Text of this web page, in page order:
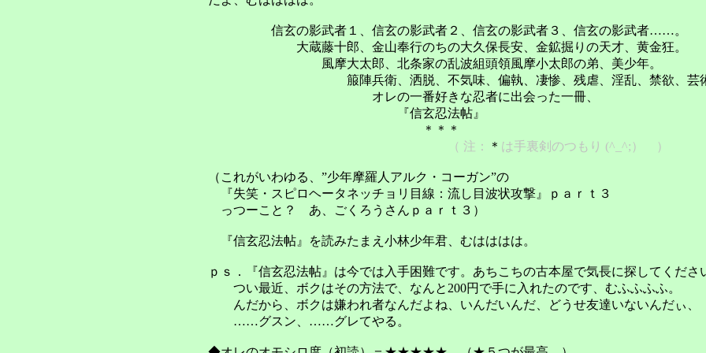
信玄の影武者１、信玄の影武者２、信玄の影武者３、信玄の影武者……。
大蔵藤十郎、金山奉行のちの大久保長安、金鉱掘りの天才、黄金狂。
風摩大太郎、北条家の乱波組頭領風摩小太郎の弟、美少年。
箙陣兵衛、洒脱、 不気味、偏執、凄惨、残虐、淫乱、禁欲、 芸
オレの一番好きな忍者に出会った一冊、
『信玄忍法帖』
＊＊＊
（ 注：
＊ は手裏剣のつもり (^_^;） ）
（これがいわゆる、”少年摩羅人アルク・コーガン”の
『失笑・スピロヘータネッチョリ目線：流し目波状攻撃』ｐａｒｔ３
っつーこと？ あ、ごくろうさんｐａｒｔ３）
『信玄忍法帖』を読みたまえ小林少年君、むはははは。
ｐｓ．『信玄忍法帖』は今では入手困難です。あちこちの古本屋で気長に探してくださ
つい最近、ボクはその方法で、なんと200円で手に入れたのです、むふふふふ。
んだから、ボクは嫌われ者なんだよね、いんだいんだ、どうせ友達いないんだぃ、
……グスン、……グレてやる。